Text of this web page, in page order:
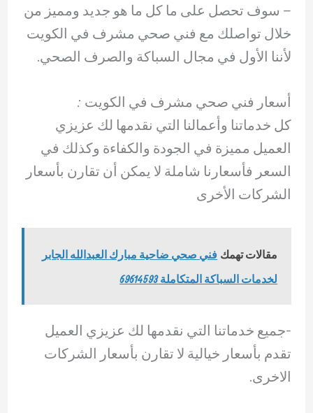
– ‏سوف تحصل على ما كل ما هو جديد ومميز من
خلال تواصلك مع فني صحي مشرف في الكويت
لأننا الأول في مجال السباكة والصرف الصحي.
أسعار فني صحي مشرف في الكويت :
كل خدماتنا وأعمالنا التي نقدمها لك عزيزي
العميل مميزة في الجودة والكفاءة وكذلك في
السعر فأسعارنا شاملة لا يمكن أن تقارن بأسعار
الشركات الأخرى
مقالات تهمك فني صحي ضاحية مبارك العبدالله الجابر
لخدمات السباكة المتكاملة 69614593
-جميع خدماتنا التي نقدمها لك عزيزي العميل
تقدم بأسعار خيالية لا تقارن بأسعار الشركات
الاخرى.